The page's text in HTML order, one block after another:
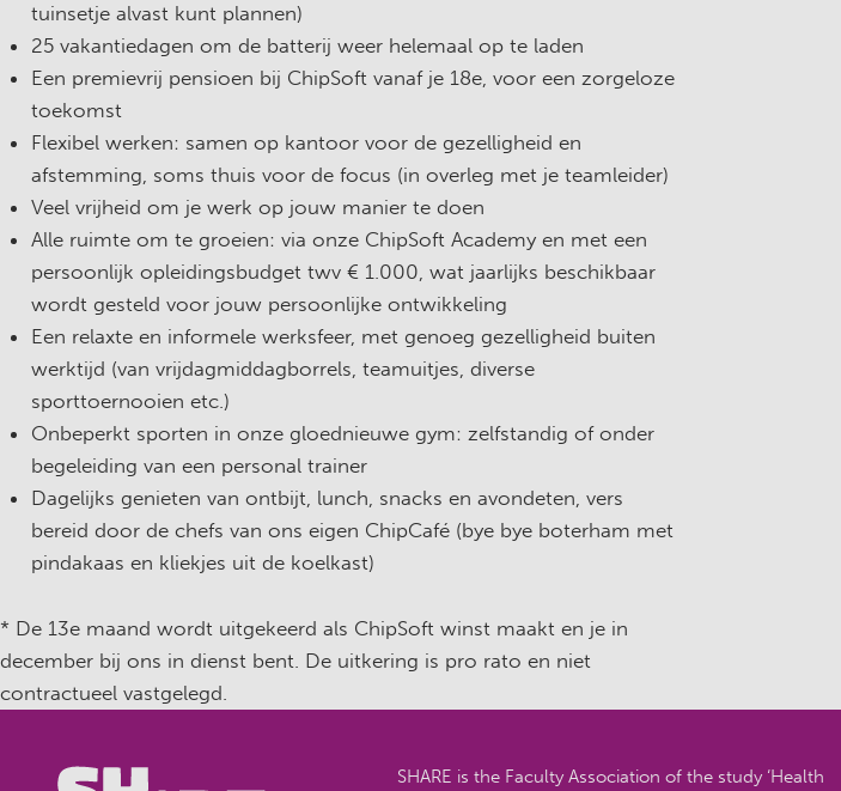
tuinsetje alvast kunt plannen)
25 vakantiedagen om de batterij weer helemaal op te laden
Een premievrij pensioen bij ChipSoft vanaf je 18e, voor een zorgeloze
toekomst
Flexibel werken: samen op kantoor voor de gezelligheid en
afstemming, soms thuis voor de focus (in overleg met je teamleider)
Veel vrijheid om je werk op jouw manier te doen
Alle ruimte om te groeien: via onze ChipSoft Academy en met een
persoonlijk opleidingsbudget twv € 1.000, wat jaarlijks beschikbaar
wordt gesteld voor jouw persoonlijke ontwikkeling
Een relaxte en informele werksfeer, met genoeg gezelligheid buiten
werktijd (van vrijdagmiddagborrels, teamuitjes, diverse
sporttoernooien etc.)
Onbeperkt sporten in onze gloednieuwe gym: zelfstandig of onder
begeleiding van een personal trainer
Dagelijks genieten van ontbijt, lunch, snacks en avondeten, vers
bereid door de chefs van ons eigen ChipCafé (bye bye boterham met
pindakaas en kliekjes uit de koelkast)
* De 13e maand wordt uitgekeerd als ChipSoft winst maakt en je in
december bij ons in dienst bent. De uitkering is pro rato en niet
contractueel vastgelegd.
SHARE is the Faculty Association of the study ‘Health